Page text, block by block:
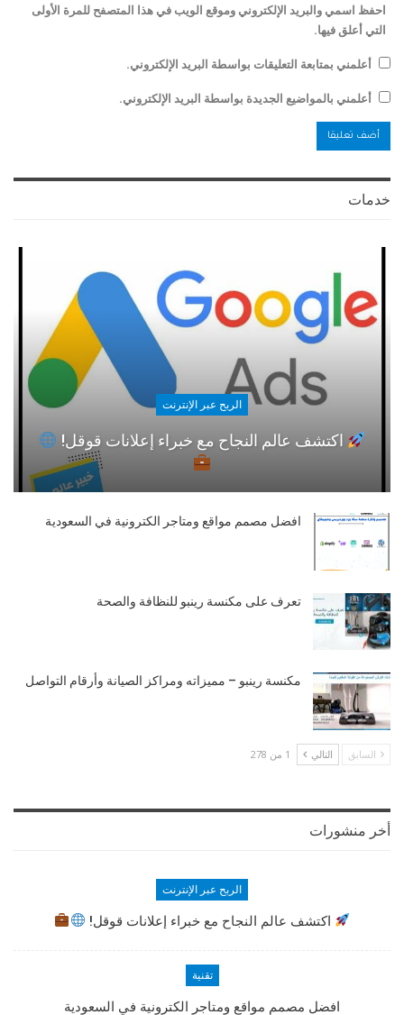
احفظ اسمي والبريد الإلكتروني وموقع الويب في هذا المتصفح للمرة الأولى
التي أعلق فيها.
أعلمني بمتابعة التعليقات بواسطة البريد الإلكتروني.
أعلمني بالمواضيع الجديدة بواسطة البريد الإلكتروني.
خدمات
الربح عبر الإنترنت
اكتشف عالم النجاح مع خبراء إعلانات قوقل!
افضل مصمم مواقع ومتاجر الكترونية في السعودية
تعرف على مكنسة رينبو للنظافة والصحة
مكنسة رينبو – مميزاته ومراكز الصيانة وأرقام التواصل
السابق التالي 1 من 278
أخر منشورات
الربح عبر الإنترنت
اكتشف عالم النجاح مع خبراء إعلانات قوقل!
تقنية
افضل مصمم مواقع ومتاجر الكترونية في السعودية